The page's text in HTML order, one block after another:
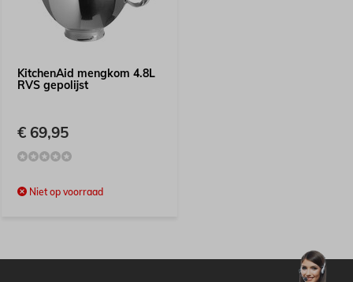
KitchenAid mengkom 4.8L
RVS gepolijst
€ 69,95
Niet op voorraad